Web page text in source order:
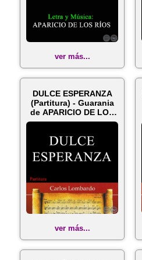
ver más...
DULCE ESPERANZA
(Partitura) - Guarania
de APARICIO DE LOS
RÍOS
ver más...